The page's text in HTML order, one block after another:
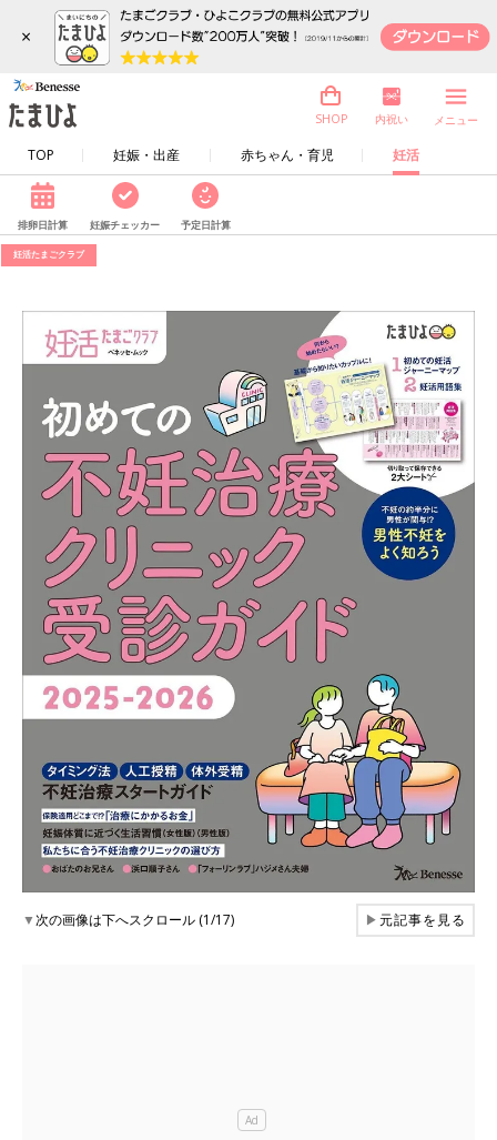
×
TOP 妊娠・出産 赤ちゃん・育児 妊活
SHOP 内祝い メニュー
排卵日計算 妊娠チェッカー 予定日計算
妊活たまごクラブ
▼次の画像は下へスクロール (1/17) ▶元記事を見る